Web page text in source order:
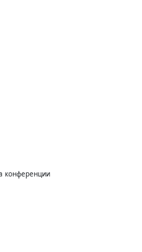
конференции